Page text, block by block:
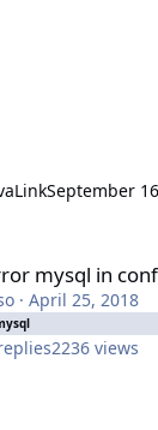
September
mysql in
· April 25, 2018
2236 views